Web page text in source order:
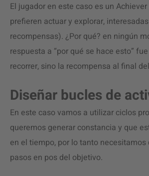
El jugador en este caso es un
prefieren actuar y explorar,
recompensas). ¿Por qué? en ningún
respuesta a “por qué se hace esto”
recorrer, sino la recompensa al final
Diseñar bucles de
En este caso vamos a utilizar ciclos
queremos generar constancia y que
en el tiempo, por lo tanto necesitamos
pasos en pos del objetivo.